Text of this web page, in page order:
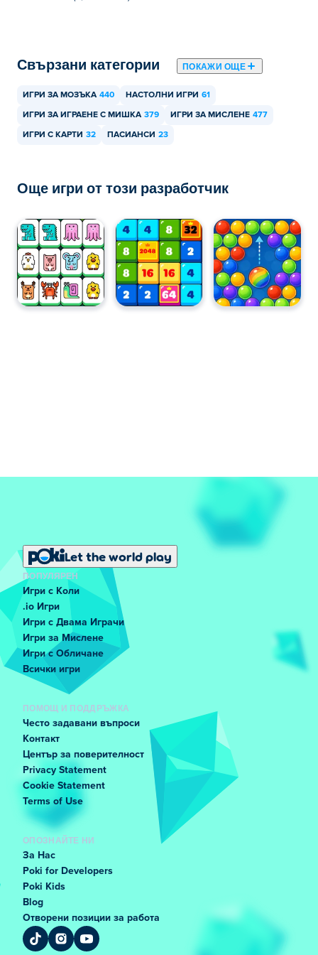
Мога ли да играя Freecell Solitaire на
Freecell Solitaire може да се играе на вашия компютър
и мобилни устройства като телефони и таблети.
Свързани категории ПОКАЖИ ОЩЕ
ИГРИ ЗА МОЗЪКА 440 НАСТОЛНИ ИГРИ 61
ИГРИ ЗА ИГРАЕНЕ С МИШКА 379 ИГРИ ЗА МИСЛЕНЕ 477
ИГРИ С КАРТИ 32 ПАСИАНСИ 23
Още игри от този разработчик
Let the world play
ПОПУЛЯРЕН
Игри с Коли
.io Игри
Игри с Двама Играчи
Игри за Мислене
Игри с Обличане
Всички игри
ПОМОЩ И ПОДДРЪЖКА
Често задавани въпроси
Контакт
Център за поверителност
Privacy Statement
Cookie Statement
Terms of Use
ОПОЗНАЙТЕ НИ
За Нас
Poki for Developers
Poki Kids
Blog
Отворени позиции за работа